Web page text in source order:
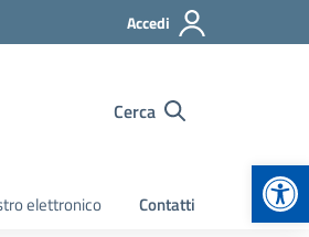
Accedi
Cerca
elettronico Contatti